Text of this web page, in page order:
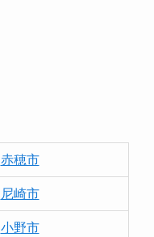
赤穂市
尼崎市
小野市